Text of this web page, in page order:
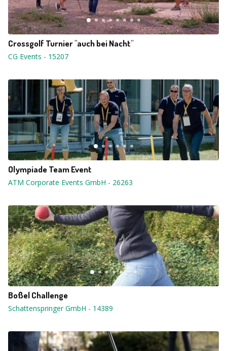
Crossgolf Turnier "auch bei Nacht"
CG Events - 15207
Olympiade Team Event
ATM Corporate Events GmbH - 26263
Boßel Challenge
Schattenspringer GmbH - 14389